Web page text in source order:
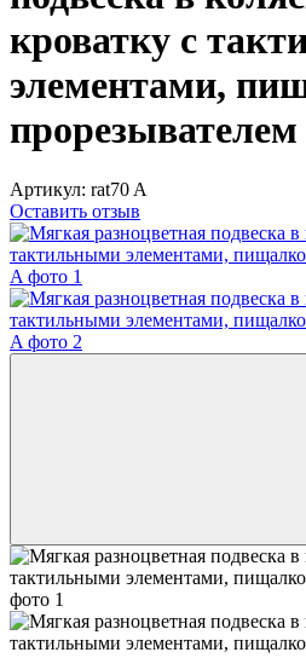
кроватку с
элементами,
прорезывателем
Артикул: rat70 A
Оставить отзыв